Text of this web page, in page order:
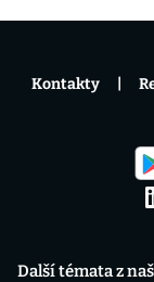
Další témata z
Kontakty